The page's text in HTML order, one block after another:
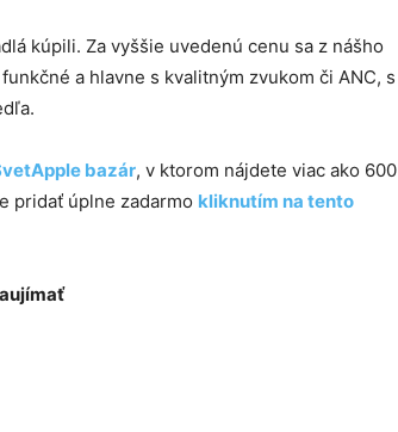
kúpili. Za vyššie uvedenú cenu sa z nášho
a hlavne s kvalitným zvukom či ANC, s
bazár, v ktorom nájdete viac ako 600
pridať úplne zadarmo kliknutím na tento